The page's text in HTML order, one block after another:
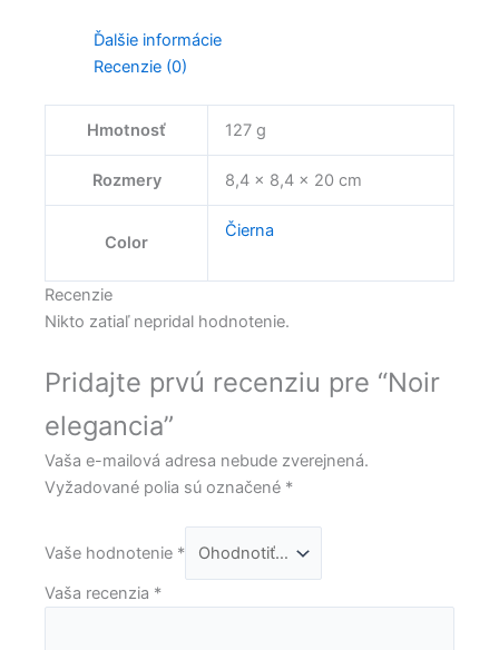
Ďalšie informácie
Recenzie (0)
Hmotnosť 127 g
Rozmery 8,4 × 8,4 × 20 cm
Color
Čierna
Recenzie
Nikto zatiaľ nepridal hodnotenie.
Pridajte prvú recenziu pre “Noir
elegancia”
Vaša e-mailová adresa nebude zverejnená.
Vyžadované polia sú označené *
Vaše hodnotenie *
Vaša recenzia *